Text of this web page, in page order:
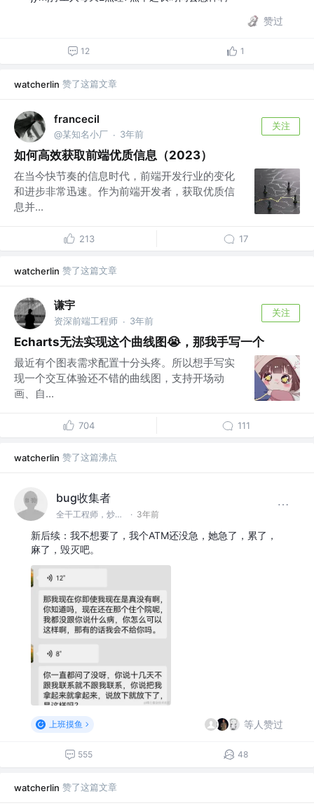
赞过
12 1
watcherlin 赞了这篇文章
francecil
@某知名小厂 · 3年前
关注
如何高效获取前端优质信息（2023）
在当今快节奏的信息时代，前端开发行业的变化
和进步非常迅速。作为前端开发者，获取优质信
息并...
213 17
watcherlin 赞了这篇文章
谦宇
资深前端工程师 · 3年前
关注
Echarts无法实现这个曲线图😭，那我手写一个
最近有个图表需求配置十分头疼。所以想手写实
现一个交互体验还不错的曲线图，支持开场动
画、自...
704 111
watcherlin 赞了这篇沸点
bug收集者
全干工程师，炒菜，修电脑，安装监控 · 3年前
新后续：我不想要了，我个ATM还没急，她急了，累了，
麻了，毁灭吧。
上班摸鱼 等人赞过
555 48
watcherlin 赞了这篇文章